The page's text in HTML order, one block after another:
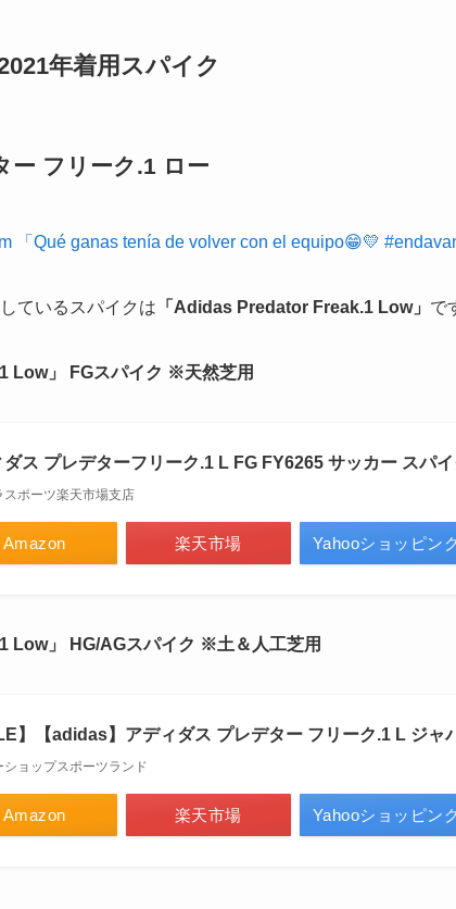
年着用スパイク
ー フリーク.1 ロー
「Qué ganas tenía de volver con el equipo😁💛
ているスパイクは 「Adidas Predator Freak.1 Low」 で
Low」 FGスパイク ※天然芝用
ダス プレデターフリーク.1 L FG FY6265 サッカー スパイ
スポーツ楽天市場支店
Amazon 楽天市場 Yahooショッピン
Low」 HG/AGスパイク ※土＆人工芝用
】【adidas】アディダス プレデター フリーク.1 L ジャ
ショップスポーツランド
Amazon 楽天市場 Yahooショッピン